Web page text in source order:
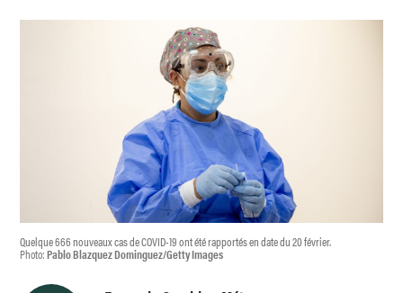
Quelque 666 nouveaux cas de COVID-19 ont été rapportés en date du 20 février.
Photo:Pablo Blazquez Dominguez/Getty Images